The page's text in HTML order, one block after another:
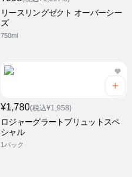
リースリングゼクト オーバーシー
ズ
750ml
¥1,780(税込¥1,958)
ロジャーグラートブリュットスペ
シャル
1パック